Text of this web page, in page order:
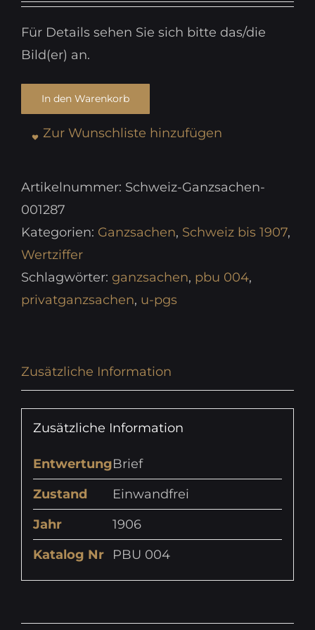
Für Details sehen Sie sich bitte das/die
Bild(er) an.
In den Warenkorb
Zur Wunschliste hinzufügen
Artikelnummer: Schweiz-Ganzsachen-
001287
Kategorien: Ganzsachen, Schweiz bis 1907,
Wertziffer
Schlagwörter: ganzsachen, pbu 004,
privatganzsachen, u-pgs
Zusätzliche Information
Zusätzliche Information
EntwertungBrief
Zustand
Einwandfrei
Jahr
1906
Katalog Nr
PBU 004